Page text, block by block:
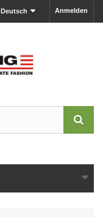
Anmelden
Deutsch